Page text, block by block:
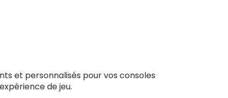
et personnalisés pour vos consoles
de jeu.